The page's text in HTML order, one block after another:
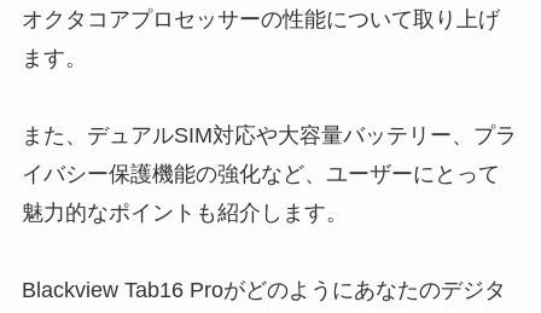
オクタコアプロセッサーの性能について取り上げ
ます。
また、デュアルSIM対応や大容量バッテリー、プラ
イバシー保護機能の強化など、ユーザーにとって
魅力的なポイントも紹介します。
Blackview Tab16 Proがどのようにあなたのデジタ